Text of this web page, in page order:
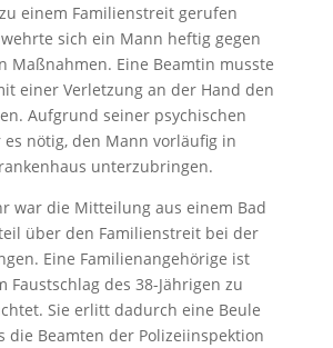
einem Familienstreit gerufen
sich ein Mann heftig gegen
Maßnahmen. Eine Beamtin musste
einer Verletzung an der Hand den
Aufgrund seiner psychischen
es nötig, den Mann vorläufig in
unterzubringen.
war die Mitteilung aus einem Bad
über den Familienstreit bei der
Eine Familienangehörige ist
Faustschlag des 38-Jährigen zu
Sie erlitt dadurch eine Beule
die Beamten der Polizeiinspektion